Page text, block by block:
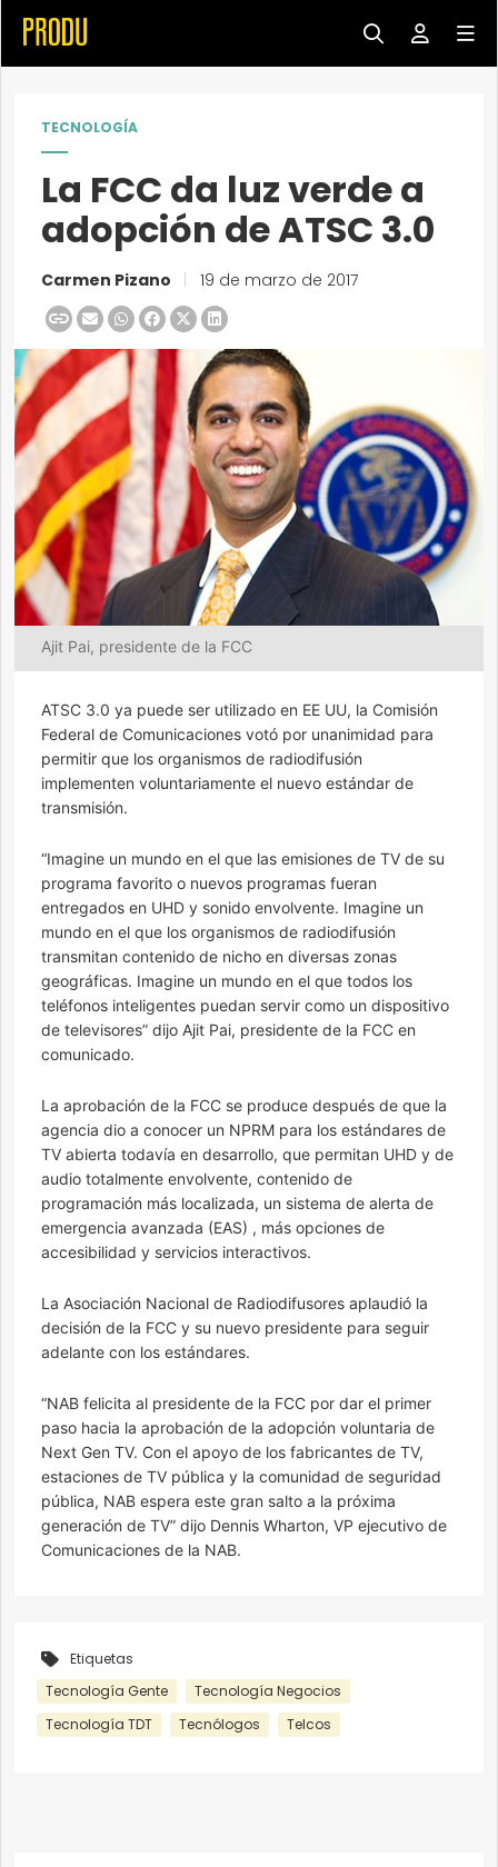
TECNOLOGÍA
La FCC da luz verde a
adopción de ATSC 3.0
Carmen Pizano 19 de marzo de 2017
Ajit Pai, presidente de la FCC
ATSC 3.0 ya puede ser utilizado en EE UU, la Comisión
Federal de Comunicaciones votó por unanimidad para
permitir que los organismos de radiodifusión
implementen voluntariamente el nuevo estándar de
transmisión.
“Imagine un mundo en el que las emisiones de TV de su
programa favorito o nuevos programas fueran
entregados en UHD y sonido envolvente. Imagine un
mundo en el que los organismos de radiodifusión
transmitan contenido de nicho en diversas zonas
geográficas. Imagine un mundo en el que todos los
teléfonos inteligentes puedan servir como un dispositivo
de televisores” dijo Ajit Pai, presidente de la FCC en
comunicado.
La aprobación de la FCC se produce después de que la
agencia dio a conocer un NPRM para los estándares de
TV abierta todavía en desarrollo, que permitan UHD y de
audio totalmente envolvente, contenido de
programación más localizada, un sistema de alerta de
emergencia avanzada (EAS) , más opciones de
accesibilidad y servicios interactivos.
La Asociación Nacional de Radiodifusores aplaudió la
decisión de la FCC y su nuevo presidente para seguir
adelante con los estándares.
“NAB felicita al presidente de la FCC por dar el primer
paso hacia la aprobación de la adopción voluntaria de
Next Gen TV. Con el apoyo de los fabricantes de TV,
estaciones de TV pública y la comunidad de seguridad
pública, NAB espera este gran salto a la próxima
generación de TV” dijo Dennis Wharton, VP ejecutivo de
Comunicaciones de la NAB.
Etiquetas
Tecnología Gente
Tecnología Negocios
Tecnología TDT
Tecnólogos Telcos